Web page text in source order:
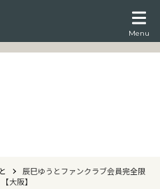
Menu
辰巳ゆうとファンクラブ会員完全限
大阪】